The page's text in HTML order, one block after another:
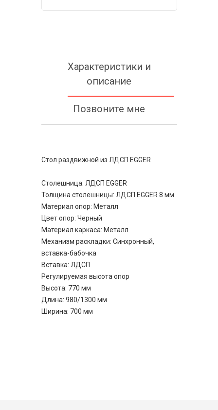
Характеристики и
описание
Позвоните мне
Стол раздвижной из ЛДСП EGGER
Столешница: ЛДСП EGGER
Толщина столешницы: ЛДСП EGGER 8 мм
Материал опор: Металл
Цвет опор: Черный
Материал каркаса: Металл
Механизм раскладки: Синхронный,
вставка-бабочка
Вставка: ЛДСП
Регулируемая высота опор
Высота: 770 мм
Длина: 980/1300 мм
Ширина: 700 мм